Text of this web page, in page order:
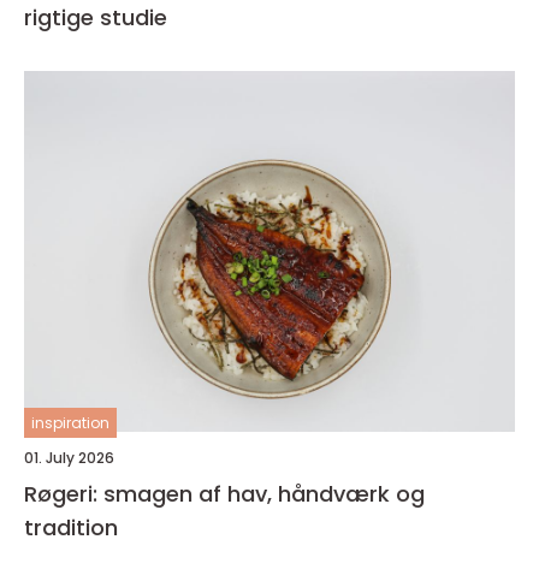
rigtige studie
inspiration
01. July 2026
Røgeri: smagen af hav, håndværk og
tradition